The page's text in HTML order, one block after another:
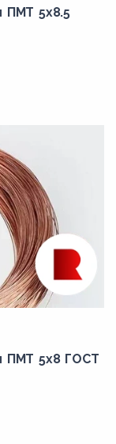
ПМТ 5x8.5
ПМТ 5x8 ГОСТ